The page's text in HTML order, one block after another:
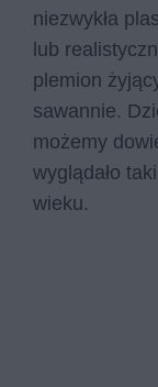
niezwykła
lub
plemion
sawannie.
możemy
wyglądało
wieku.